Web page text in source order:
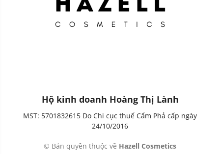
Hộ kinh doanh Hoàng Thị Lành
MST: 5701832615 Do Chi cục thuế Cẩm Phả cấp ngày
24/10/2016
© Bản quyền thuộc về Hazell Cosmetics